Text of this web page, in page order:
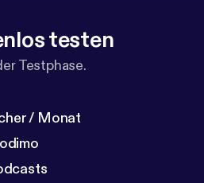
testen
Testphase.
/ Monat